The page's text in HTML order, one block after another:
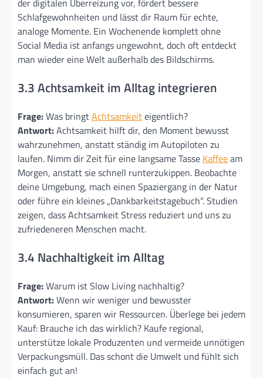
der digitalen Überreizung vor, fördert bessere
Schlafgewohnheiten und lässt dir Raum für echte,
analoge Momente. Ein Wochenende komplett ohne
Social Media ist anfangs ungewohnt, doch oft entdeckt
man wieder eine Welt außerhalb des Bildschirms.
3.3 Achtsamkeit im Alltag integrieren
Frage:Was bringtAchtsamkeiteigentlich?
Antwort:Achtsamkeit hilft dir, den Moment bewusst
wahrzunehmen, anstatt ständig im Autopiloten zu
laufen. Nimm dir Zeit für eine langsame Tasse Kaffeeam
Morgen, anstatt sie schnell runterzukippen. Beobachte
deine Umgebung, mach einen Spaziergang in der Natur
oder führe ein kleines „Dankbarkeitstagebuch“. Studien
zeigen, dass Achtsamkeit Stress reduziert und uns zu
zufriedeneren Menschen macht.
3.4 Nachhaltigkeit im Alltag
Frage:Warum ist Slow Living nachhaltig?
Antwort:Wenn wir weniger und bewusster
konsumieren, sparen wir Ressourcen. Überlege bei jedem
Kauf: Brauche ich das wirklich? Kaufe regional,
unterstütze lokale Produzenten und vermeide unnötigen
Verpackungsmüll. Das schont die Umwelt und fühlt sich
einfach gut an!